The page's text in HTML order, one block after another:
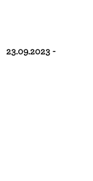
23.09.2023 -